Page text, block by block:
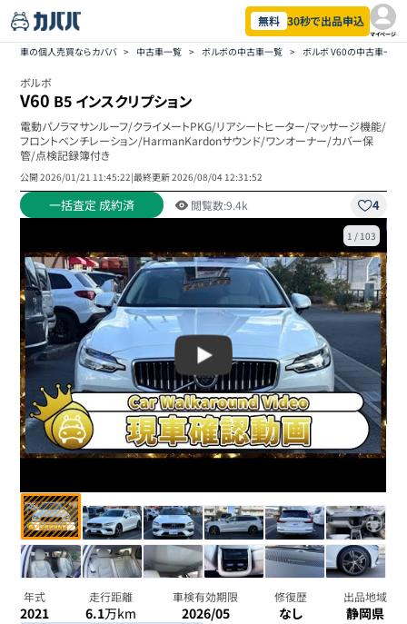
無料 30秒で出品申込
マイページ
車の個人売買ならカババ > 中古車一覧 > ボルボの中古車一覧 > ボルボ V60の中古車一覧
ボルボ
V60 B5 インスクリプション
電動パノラマサンルーフ/クライメートPKG/リアシートヒーター/マッサージ機能/
フロントベンチレーション/HarmanKardonサウンド/ワンオーナー/カバー保
管/点検記録簿付き
公開2026/01/21 11:45:22|最終更新2026/08/04 12:31:52
一括査定 成約済 閲覧数:9.4k 4
1 / 103
年式
2021
走行距離
6.1万km
車検有効期限
2026/05
修復歴
なし
出品地域
静岡県